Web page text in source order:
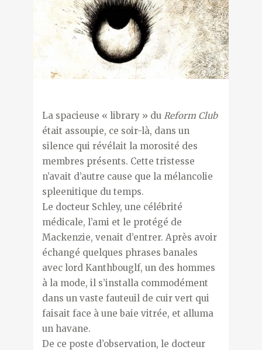
R
La spacieuse « library » du Reform Club
était assoupie, ce soir-là, dans un
silence qui révélait la morosité des
membres présents. Cette tristesse
n’avait d’autre cause que la mélancolie
spleenitique du temps.
Le docteur Schley, une célébrité
médicale, l’ami et le protégé de
Mackenzie, venait d’entrer. Après avoir
échangé quelques phrases banales
avec lord Kanthbouglf, un des hommes
à la mode, il s’installa commodément
dans un vaste fauteuil de cuir vert qui
faisait face à une baie vitrée, et alluma
un havane.
De ce poste d’observation, le docteur